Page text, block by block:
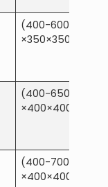
(400-600)
×350×350
(400-650)
×400×400
(400-700)
×400×400